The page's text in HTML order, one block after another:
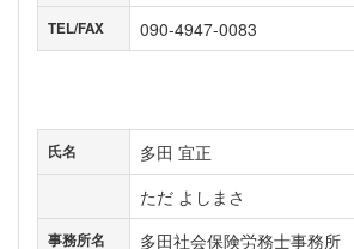
TEL/FAX
090-4947-0083
氏名
多田 宜正
ただ よしまさ
事務所名 多田社会保険労務士事務所